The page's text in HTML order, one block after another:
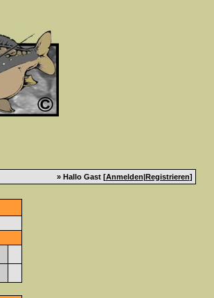
» Hallo Gast [Anmelden|Registrieren]